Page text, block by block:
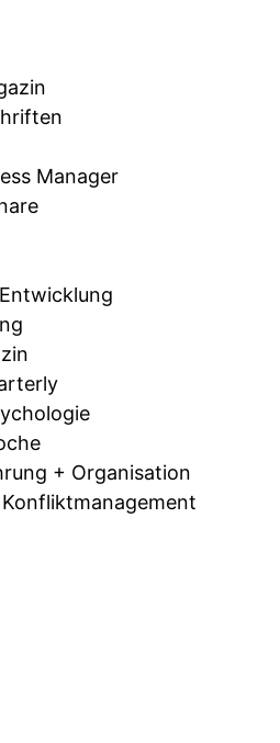
Manager
+ Organisation